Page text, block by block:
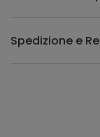
Spedizione e